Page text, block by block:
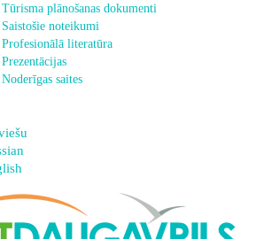
Tūrisma plānošanas dokumenti
Saistošie noteikumi
Profesionālā literatūra
Prezentācijas
Noderīgas saites